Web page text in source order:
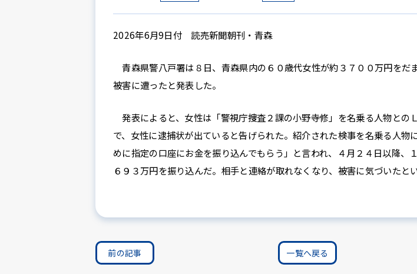
2026年6月9日付 読売新聞朝刊・青森
青森県警八戸署は８日、青森県内の６０歳代女性が約３７００万円をだ
被害に遭ったと発表した。
発表によると、女性は「警視庁捜査２課の小野寺修」を名乗る人物との
で、女性に逮捕状が出ていると告げられた。紹介された検事を名乗る人物
めに指定の口座にお金を振り込んでもらう」と言われ、４月２４日以降、
６９３万円を振り込んだ。相手と連絡が取れなくなり、被害に気づいたとい
前の記事 一覧へ戻る